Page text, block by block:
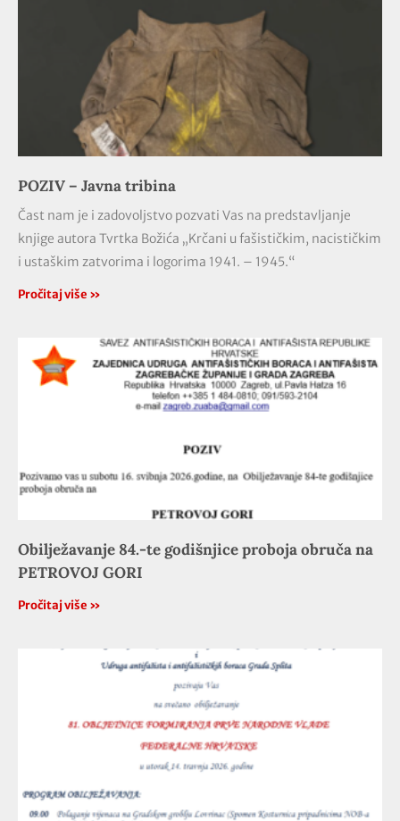
POZIV – Javna tribina
Čast nam je i zadovoljstvo pozvati Vas na predstavljanje
knjige autora Tvrtka Božića „Krčani u fašističkim, nacističkim
i ustaškim zatvorima i logorima 1941. – 1945.“
Pročitaj više »
Obilježavanje 84.-te godišnjice proboja obruča na
PETROVOJ GORI
Pročitaj više »